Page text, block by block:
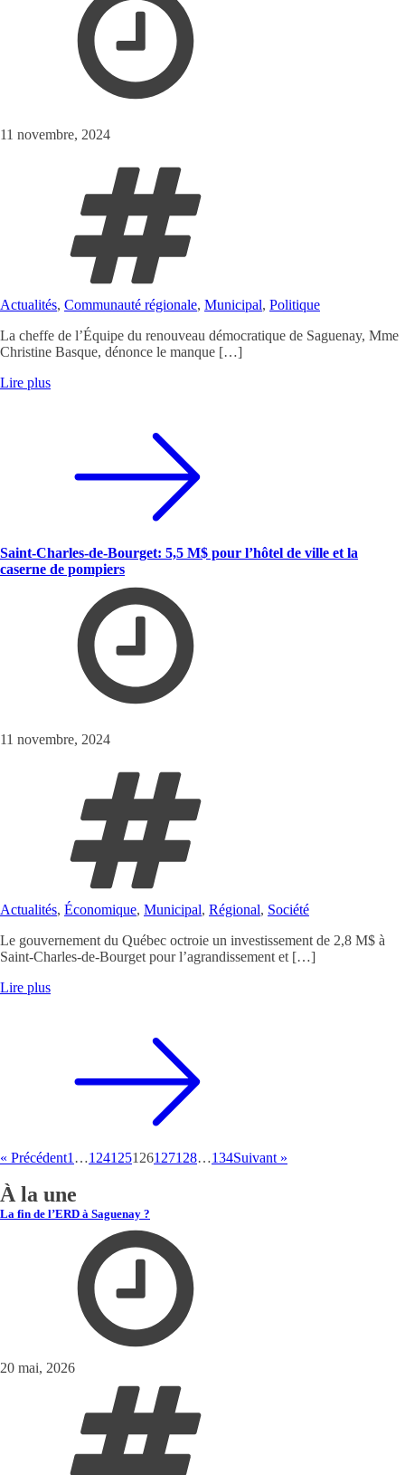
11 novembre, 2024
Actualités, Communauté régionale, Municipal, Politique
La cheffe de l’Équipe du renouveau démocratique de Saguenay, Mme
Christine Basque, dénonce le manque […]
Lire plus
Saint-Charles-de-Bourget: 5,5 M$ pour l’hôtel de ville et la
caserne de pompiers
11 novembre, 2024
Actualités, Économique, Municipal, Régional, Société
Le gouvernement du Québec octroie un investissement de 2,8 M$ à
Saint-Charles-de-Bourget pour l’agrandissement et […]
Lire plus
« Précédent1 …124125126127128…134Suivant »
À la une
La fin de l’ERD à Saguenay ?
20 mai, 2026